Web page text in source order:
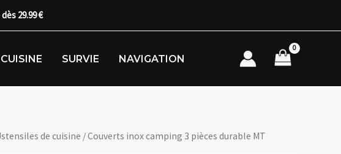
29.99 €
CUISINE SURVIE NAVIGATION
de cuisine / Couverts inox camping 3 pièces durable MT